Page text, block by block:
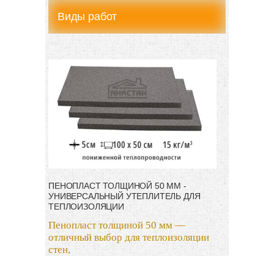
Виды работ
ПЕНОПЛАСТ ТОЛЩИНОЙ 50 ММ -
УНИВЕРСАЛЬНЫЙ УТЕПЛИТЕЛЬ ДЛЯ
ТЕПЛОИЗОЛЯЦИИ
Пенопласт толщиной 50 мм —
отличный выбор для теплоизоляции
стен,